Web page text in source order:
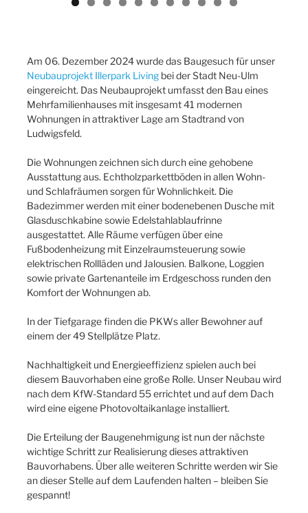
Am 06. Dezember 2024 wurde das Baugesuch für unser
Neubauprojekt Illerpark Living bei der Stadt Neu-Ulm
eingereicht. Das Neubauprojekt umfasst den Bau eines
Mehrfamilienhauses mit insgesamt 41 modernen
Wohnungen in attraktiver Lage am Stadtrand von
Ludwigsfeld.
Die Wohnungen zeichnen sich durch eine gehobene
Ausstattung aus. Echtholzparkettböden in allen Wohn-
und Schlafräumen sorgen für Wohnlichkeit. Die
Badezimmer werden mit einer bodenebenen Dusche mit
Glasduschkabine sowie Edelstahlablaufrinne
ausgestattet. Alle Räume verfügen über eine
Fußbodenheizung mit Einzelraumsteuerung sowie
elektrischen Rollläden und Jalousien. Balkone, Loggien
sowie private Gartenanteile im Erdgeschoss runden den
Komfort der Wohnungen ab.
In der Tiefgarage finden die PKWs aller Bewohner auf
einem der 49 Stellplätze Platz.
Nachhaltigkeit und Energieeffizienz spielen auch bei
diesem Bauvorhaben eine große Rolle. Unser Neubau wird
nach dem KfW-Standard 55 errichtet und auf dem Dach
wird eine eigene Photovoltaikanlage installiert.
Die Erteilung der Baugenehmigung ist nun der nächste
wichtige Schritt zur Realisierung dieses attraktiven
Bauvorhabens. Über alle weiteren Schritte werden wir Sie
an dieser Stelle auf dem Laufenden halten – bleiben Sie
gespannt!